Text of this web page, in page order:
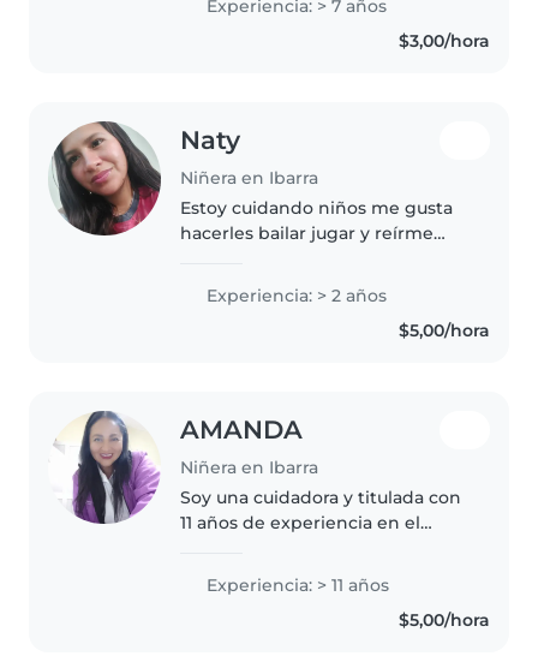
leer, música y manualidades.
Adoro trabajar en familia..
Experiencia: > 7 años
$3,00/hora
Naty
Niñera en Ibarra
Estoy cuidando niños me gusta
hacerles bailar jugar y reírme
seguros estoy graduando de 3 de
bachillerato y necesito trabajar
Experiencia: > 2 años
$5,00/hora
AMANDA
Niñera en Ibarra
Soy una cuidadora y titulada con
11 años de experiencia en el
áreas cognitivas de niños y niñas
en edad temprana y escolar.
Tengo formación en educación..
Experiencia: > 11 años
$5,00/hora